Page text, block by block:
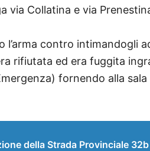
Collatina e via
contro intimandogli
rifiutata ed era fuggita
fornendo alla
della Strada Provinciale 32b